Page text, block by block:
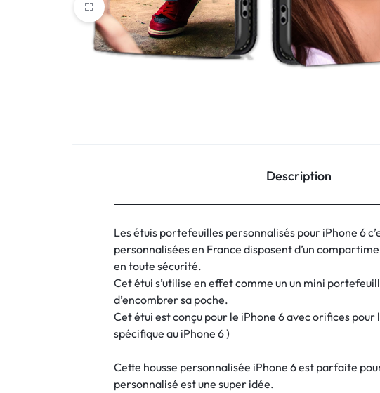
Realme
Sony
Description
Les étuis portefeuilles personnalisés pour iPhone 6
personnalisées en France disposent d’un
en toute sécurité.
Cet étui s’utilise en effet comme un un mini
d’encombrer sa poche.
Cet étui est conçu pour le iPhone 6 avec orifices pour
spécifique au iPhone 6 )
Cette housse personnalisée iPhone 6 est parfaite
personnalisé est une super idée.